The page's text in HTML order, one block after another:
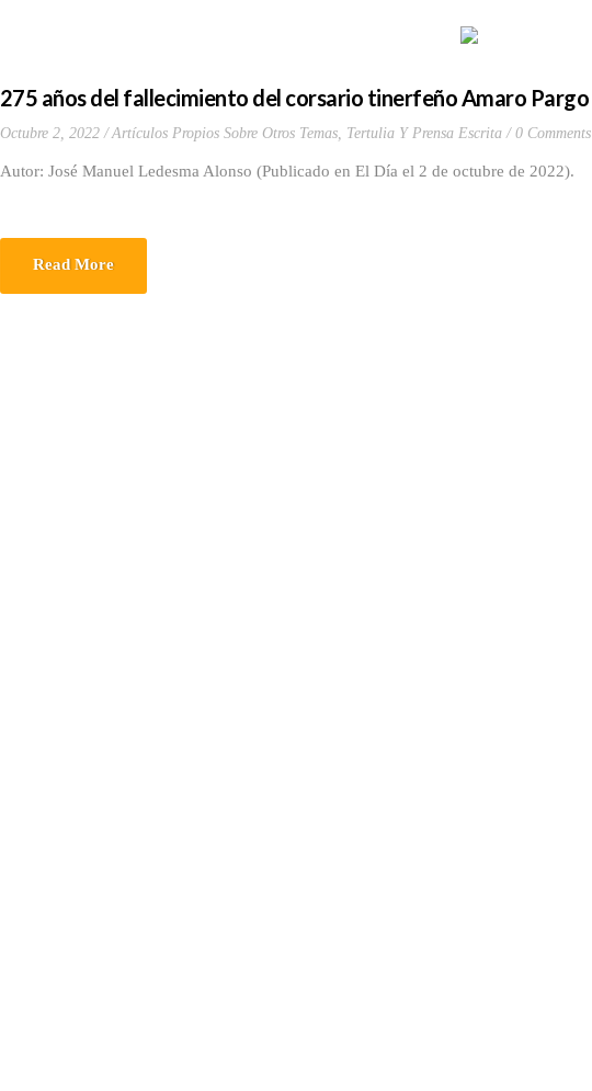
275 años del fallecimiento del corsario tinerfeño Amaro Pargo
Octubre 2, 2022 Artículos Propios Sobre Otros Temas, Tertulia Y Prensa Escrita 0 Comments
Autor: José Manuel Ledesma Alonso (Publicado en El Día el 2 de octubre de 2022).
Read More